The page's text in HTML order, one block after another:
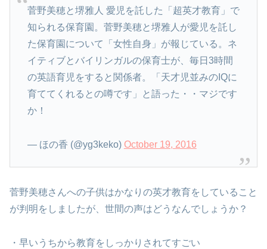
菅野美穂と堺雅人 愛児を託した「超英才教育」で
知られる保育園。菅野美穂と堺雅人が愛児を託し
た保育園について「女性自身」が報じている。ネ
イティブとバイリンガルの保育士が、毎日3時間
の英語育児をすると関係者。「天才児並みのIQに
育ててくれるとの噂です」と語った・・マジです
か！
— ほの香 (@yg3keko) October 19, 2016
菅野美穂さんへの子供はかなりの英才教育をしていること
が判明をしましたが、世間の声はどうなんでしょうか？
・早いうちから教育をしっかりされてすごい